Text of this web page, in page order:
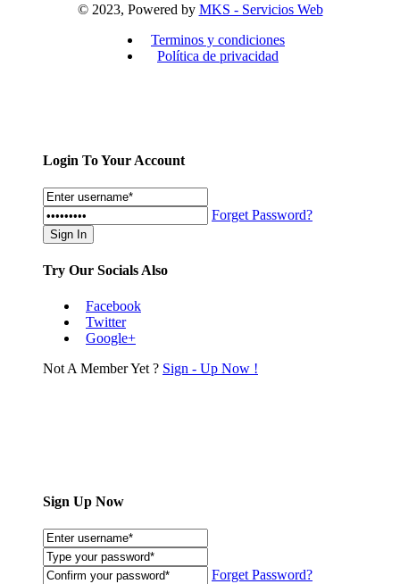
© 2023, Powered by MKS - Servicios Web
Terminos y condiciones
Política de privacidad
Login To Your Account
Forget Password?
Try Our Socials Also
Facebook
Twitter
Google+
Not A Member Yet ? Sign - Up Now !
Sign Up Now
Forget Password?